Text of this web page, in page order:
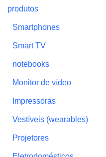
produtos
Smartphones
Smart TV
notebooks
Monitor de vídeo
Impressoras
Vestíveis (wearables)
Projetores